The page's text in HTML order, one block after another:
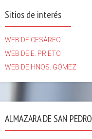
Sitios de interés
WEB DE CESÁREO
WEB DE E. PRIETO
WEB DE HNOS. GÓMEZ
ALMAZARA DE SAN PEDRO